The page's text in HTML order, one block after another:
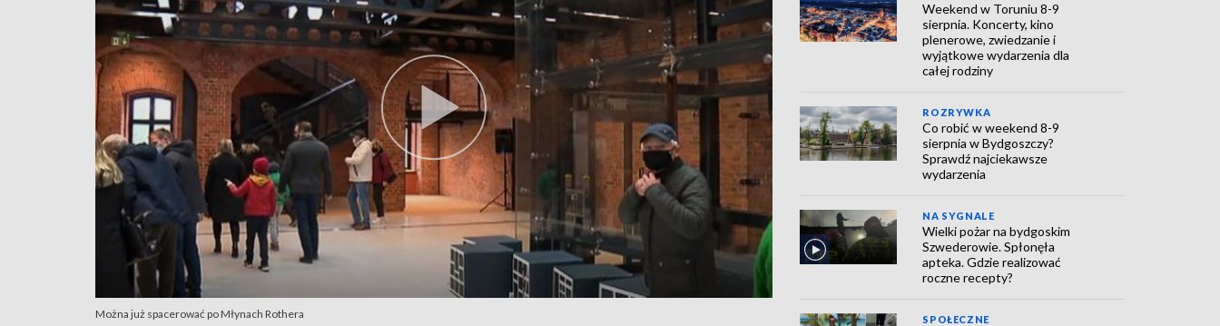
Można już spacerować po Młynach Rothera
Weekend w Toruniu 8-9
sierpnia. Koncerty, kino
plenerowe, zwiedzanie i
wyjątkowe wydarzenia dla
całej rodziny
ROZRYWKA
Co robić w weekend 8-9
sierpnia w Bydgoszczy?
Sprawdź najciekawsze
wydarzenia
NA SYGNALE
Wielki pożar na bydgoskim
Szwederowie. Spłonęła
apteka. Gdzie realizować
roczne recepty?
SPOŁECZNE